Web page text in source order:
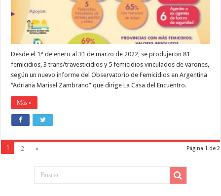
Desde el 1° de enero al 31 de marzo de 2022, se produjeron 81
femicidios, 3 trans/travesticidios y 5 femicidios vinculados de varones,
según un nuevo informe del Observatorio de Femicidios en Argentina
“Adriana Marisel Zambrano” que dirige La Casa del Encuentro.
Más »
Página 1 de 2
1 2 »